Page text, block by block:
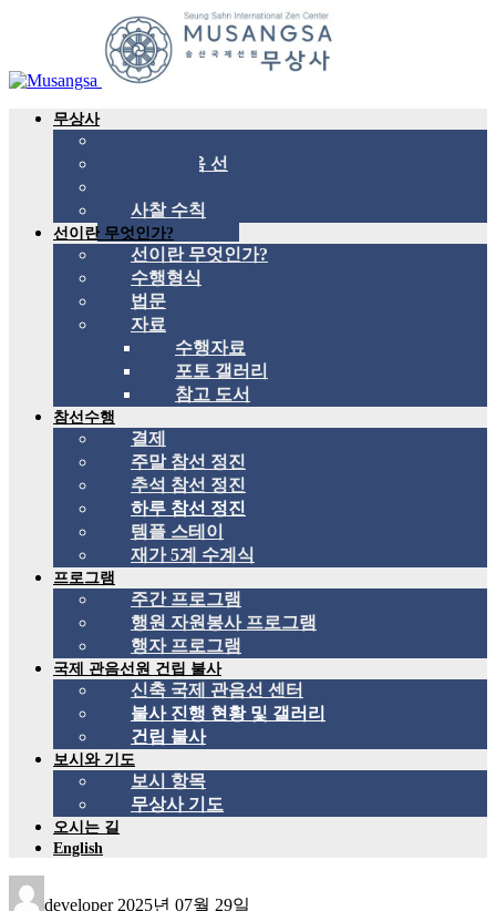
무상사
국제 관음 선
사찰 수칙
선이란 무엇인가?
선이란 무엇인가?
수행형식
법문
자료
수행자료
포토 갤러리
참고 도서
참선수행
결제
주말 참선 정진
추석 참선 정진
하루 참선 정진
템플 스테이
재가 5계 수계식
프로그램
주간 프로그램
행원 자원봉사 프로그램
행자 프로그램
국제 관음선원 건립 불사
신축 국제 관음선 센터
불사 진행 현황 및 갤러리
건립 불사
보시와 기도
보시 항목
무상사 기도
오시는 길
English
developer 2025년 07월 29일